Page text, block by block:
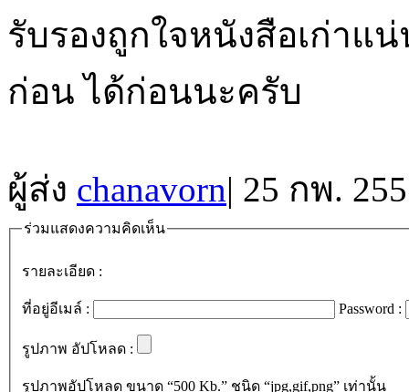
รับรองถูกใจหนังสือเก่าแ
ก่อน ได้ก่อนนะครับ
ผู้ส่ง chanavorn| 25 กพ.
ร่วมแสดงความคิดเห็น
รายละเอียด :
ที่อยู่อีเมล์ : Password :
รูปภาพ อัปโหลด :
รูปภาพอัปโหลด ขนาด “500 Kb.” ชนิด “jpg,gif,png” เท่านั้น